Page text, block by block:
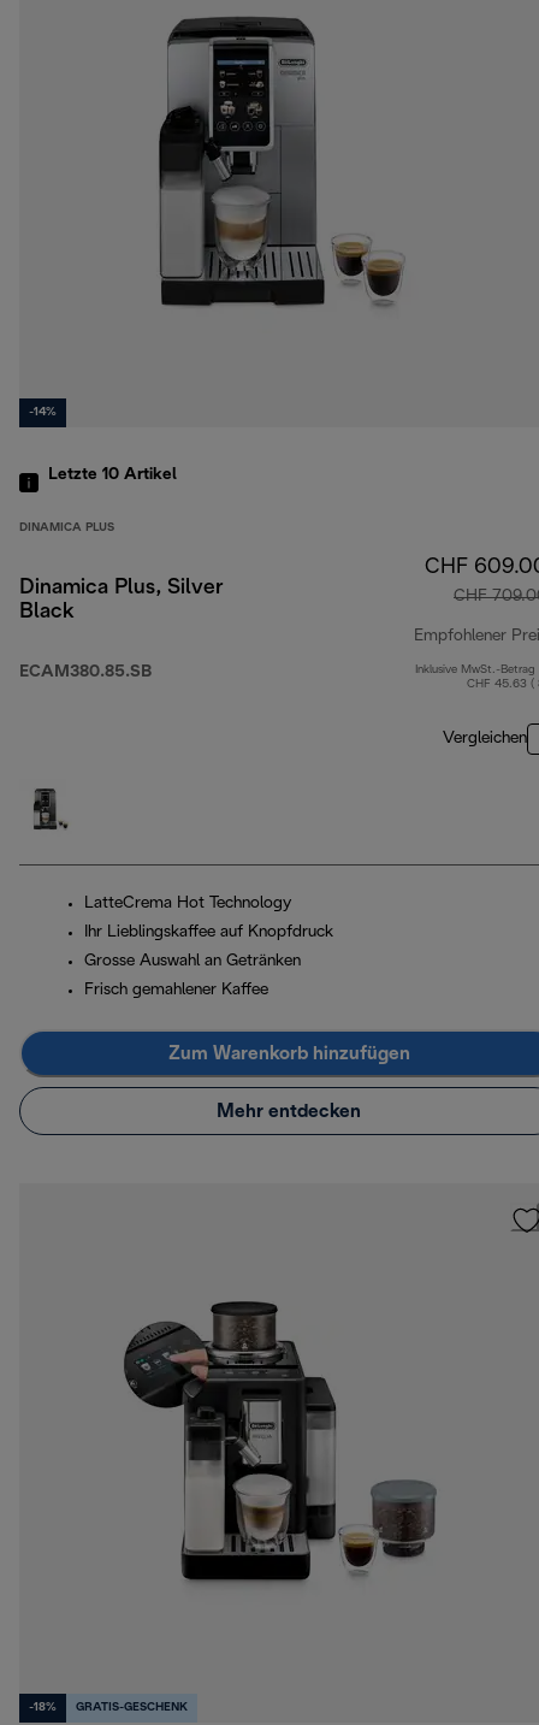
-14%
Letzte 10 Artikel
DINAMICA PLUS
Dinamica Plus, Silver
Black
ECAM380.85.SB
CHF
CHF
Empfohlener
Inklusive MwSt.-Betrag
CHF 45.63 (
Vergleichen
LatteCrema Hot Technology
Ihr Lieblingskaffee auf Knopfdruck
Grosse Auswahl an Getränken
Frisch gemahlener Kaffee
Zum Warenkorb hinzufügen
Mehr entdecken
-18% GRATIS-GESCHENK